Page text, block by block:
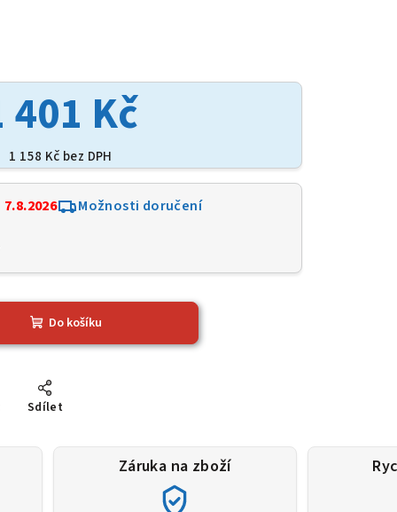
401 Kč
1 158 Kč bez DPH
7.8.2026 Možnosti doručení
Do košíku
Sdílet
Záruka na zboží